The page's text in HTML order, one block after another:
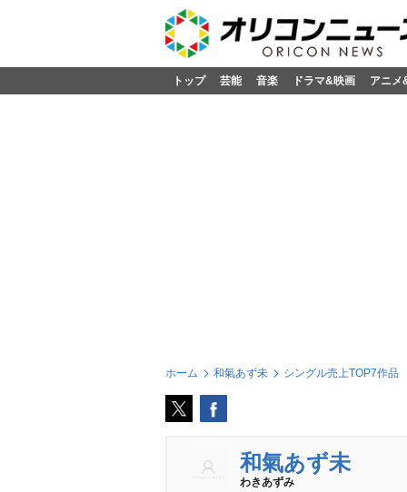
トップ 芸能 音楽 ドラマ&映画 アニメ
ホーム 和氣あず未 シングル売上TOP7作品
和氣あず未
わきあずみ